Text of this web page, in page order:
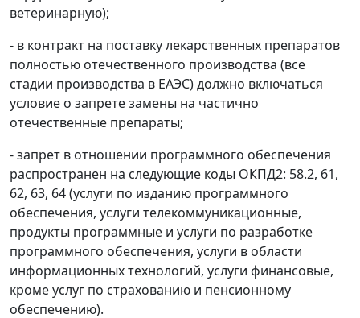
ветеринарную);
- в контракт на поставку лекарственных препаратов
полностью отечественного производства (все
стадии производства в ЕАЭС) должно включаться
условие о запрете замены на частично
отечественные препараты;
- запрет в отношении программного обеспечения
распространен на следующие коды ОКПД2: 58.2, 61,
62, 63, 64 (услуги по изданию программного
обеспечения, услуги телекоммуникационные,
продукты программные и услуги по разработке
программного обеспечения, услуги в области
информационных технологий, услуги финансовые,
кроме услуг по страхованию и пенсионному
обеспечению).